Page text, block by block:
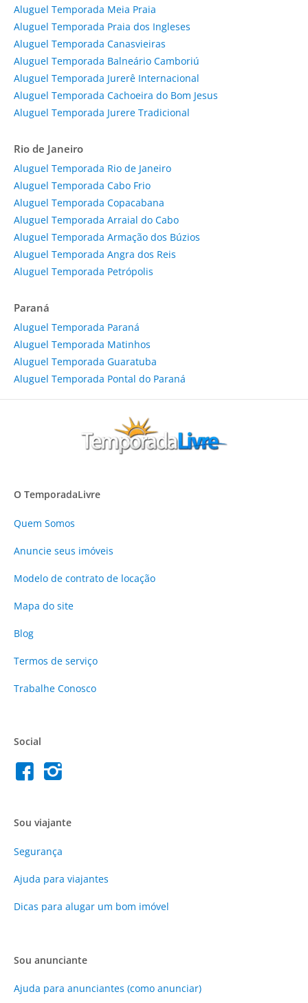
Aluguel Temporada Meia Praia
Aluguel Temporada Praia dos Ingleses
Aluguel Temporada Canasvieiras
Aluguel Temporada Balneário Camboriú
Aluguel Temporada Jurerê Internacional
Aluguel Temporada Cachoeira do Bom Jesus
Aluguel Temporada Jurere Tradicional
Rio de Janeiro
Aluguel Temporada Rio de Janeiro
Aluguel Temporada Cabo Frio
Aluguel Temporada Copacabana
Aluguel Temporada Arraial do Cabo
Aluguel Temporada Armação dos Búzios
Aluguel Temporada Angra dos Reis
Aluguel Temporada Petrópolis
Paraná
Aluguel Temporada Paraná
Aluguel Temporada Matinhos
Aluguel Temporada Guaratuba
Aluguel Temporada Pontal do Paraná
O TemporadaLivre
Quem Somos
Anuncie seus imóveis
Modelo de contrato de locação
Mapa do site
Blog
Termos de serviço
Trabalhe Conosco
Social
Sou viajante
Segurança
Ajuda para viajantes
Dicas para alugar um bom imóvel
Sou anunciante
Ajuda para anunciantes (como anunciar)